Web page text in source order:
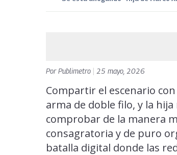
PorPublimetro 25 mayo, 2026
Compartir el escenario
arma de doble filo, y la hija
comprobar de la manera
consagratoria y de puro
batalla digital donde las